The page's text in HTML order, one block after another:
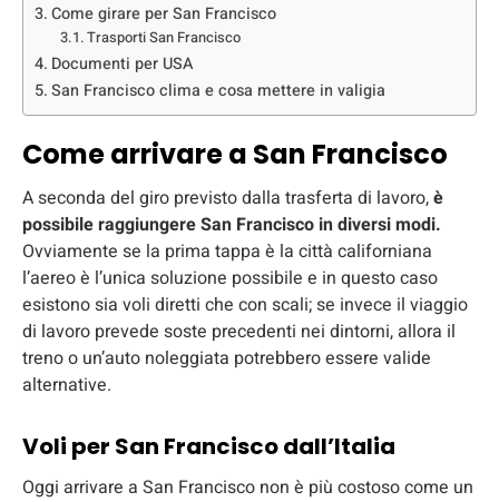
Come girare per San Francisco
Trasporti San Francisco
Documenti per USA
San Francisco clima e cosa mettere in valigia
Come arrivare a San Francisco
A seconda del giro previsto dalla trasferta di lavoro,è
possibile raggiungere San Francisco in diversi modi.
Ovviamente se la prima tappa è la città californiana
l’aereo è l’unica soluzione possibile e in questo caso
esistono sia voli diretti che con scali; se invece il viaggio
di lavoro prevede soste precedenti nei dintorni, allora il
treno o un’auto noleggiata potrebbero essere valide
alternative.
Voli per San Francisco dall’Italia
Oggi arrivare a San Francisco non è più costoso come un